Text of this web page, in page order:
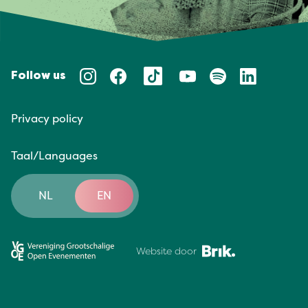
Follow us
Privacy policy
Taal/Languages
NL EN
Website door